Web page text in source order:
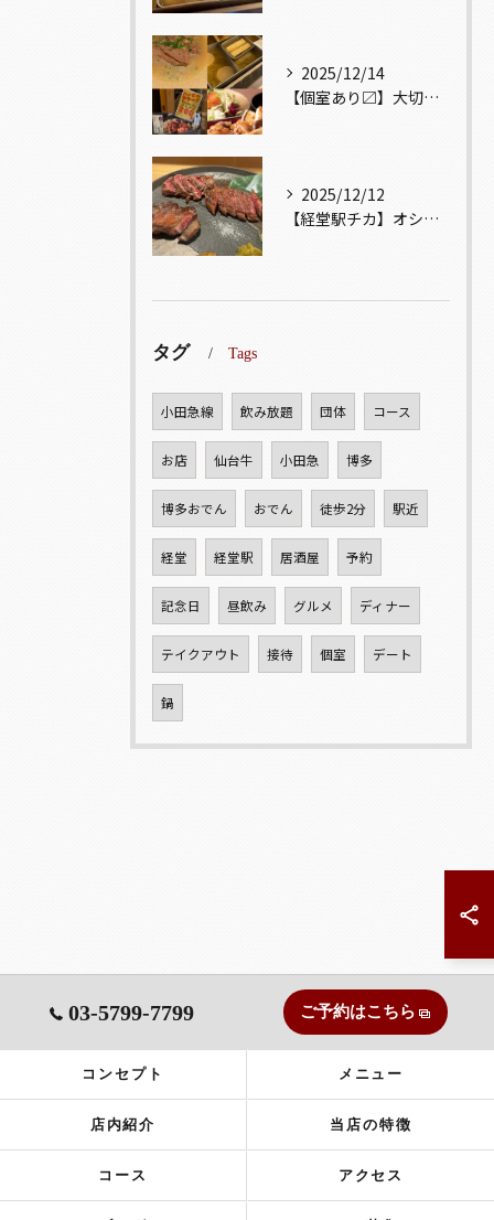
2025/12/14
【個室あり〼】大切な記念日、お祝い事でのご来店ぜひお待ちして...
2025/12/12
【経堂駅チカ】オシャレ居酒屋🏮自慢のお肉が楽しめる🐃お得なコ...
タグ Tags
小田急線 飲み放題 団体 コース
お店 仙台牛 小田急 博多
博多おでん おでん 徒歩2分 駅近
経堂 経堂駅 居酒屋 予約
記念日 昼飲み グルメ ディナー
テイクアウト 接待 個室 デート
鍋
03-5799-7799 ご予約はこちら
コンセプト メニュー
店内紹介 当店の特徴
コース アクセス